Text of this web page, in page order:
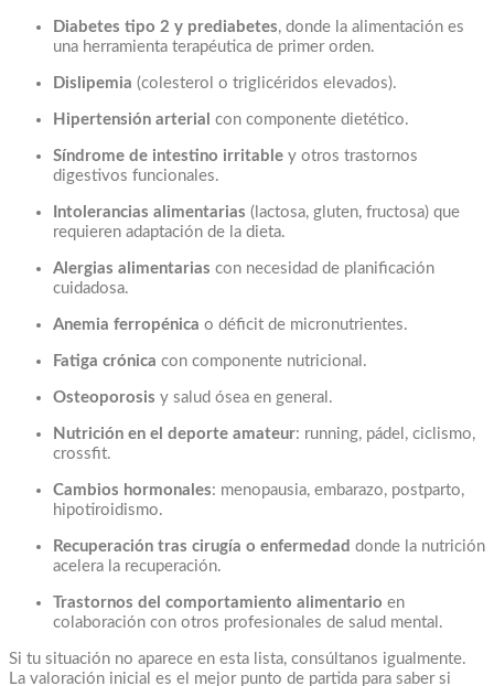
Diabetes tipo 2 y prediabetes, donde la alimentación es
una herramienta terapéutica de primer orden.
Dislipemia (colesterol o triglicéridos elevados).
Hipertensión arterial con componente dietético.
Síndrome de intestino irritable y otros trastornos
digestivos funcionales.
Intolerancias alimentarias (lactosa, gluten, fructosa) que
requieren adaptación de la dieta.
Alergias alimentarias con necesidad de planificación
cuidadosa.
Anemia ferropénica o déficit de micronutrientes.
Fatiga crónica con componente nutricional.
Osteoporosis y salud ósea en general.
Nutrición en el deporte amateur: running, pádel, ciclismo,
crossfit.
Cambios hormonales: menopausia, embarazo, postparto,
hipotiroidismo.
Recuperación tras cirugía o enfermedad donde la nutrición
acelera la recuperación.
Trastornos del comportamiento alimentario en
colaboración con otros profesionales de salud mental.
Si tu situación no aparece en esta lista, consúltanos igualmente.
La valoración inicial es el mejor punto de partida para saber si